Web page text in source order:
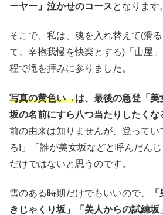
ーヤー」泣かせのコースとなります
そこで、私は、魂を入れ替えて(滑
て、辛抱我慢を快楽とする)「山屋
程で滝を拝みに参りました。
写真の黄色い→は、最後の急登「
坂の名前にすら八つ当たりしたくな
前の由来は知りませんが、登ってい
ろ!」「誰が美女坂などと呼んだん
だけではないと思うのです。
雪のある時期だけでもいいので、
きじゃくり坂」「美人からの試練坂